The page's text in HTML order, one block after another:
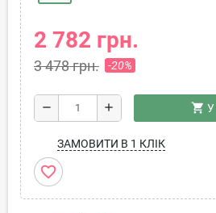
2 782 грн.
3 478 грн. -20%
remove add shopping_cart
ЗАМОВИТИ В 1 КЛІК
favorite_border